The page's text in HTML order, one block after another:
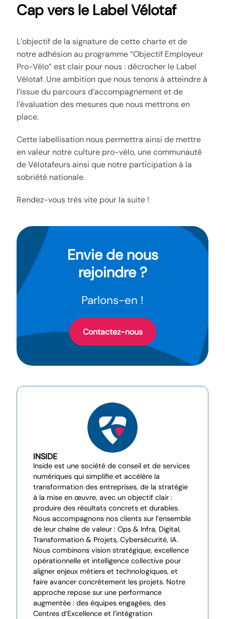
Cap vers le Label Vélotaf
L’objectif de la signature de cette charte et de
notre adhésion au programme “Objectif Employeur
Pro-Vélo” est clair pour nous : décrocher le Label
Vélotaf. Une ambition que nous tenons à atteindre à
l’issue du parcours d’accompagnement et de
l’évaluation des mesures que nous mettrons en
place.
Cette labellisation nous permettra ainsi de mettre
en valeur notre culture pro-vélo, une communauté
de Vélotafeurs ainsi que notre participation à la
sobriété nationale.
Rendez-vous très vite pour la suite !
Envie de nous
rejoindre ?
Parlons-en !
Contactez-nous
INSIDE
Inside est une société de conseil et de services
numériques qui simplifie et accélère la
transformation des entreprises, de la stratégie
à la mise en œuvre, avec un objectif clair :
produire des résultats concrets et durables.
Nous accompagnons nos clients sur l’ensemble
de leur chaîne de valeur : Ops & Infra, Digital,
Transformation & Projets, Cybersécurité, IA.
Nous combinons vision stratégique, excellence
opérationnelle et intelligence collective pour
aligner enjeux métiers et technologiques, et
faire avancer concrètement les projets. Notre
approche repose sur une performance
augmentée : des équipes engagées, des
Centres d’Excellence et l’intégration